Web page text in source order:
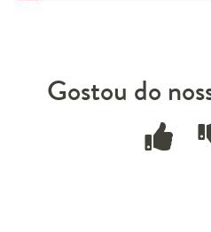
Gostou do